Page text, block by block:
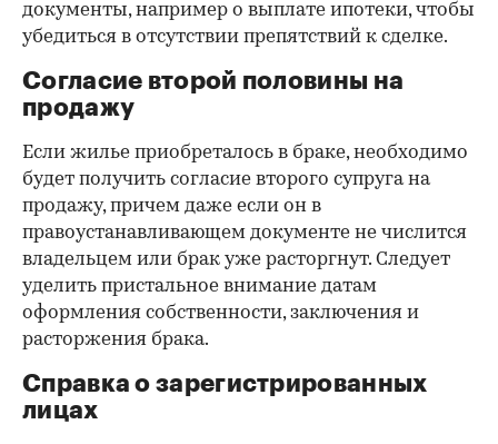
документы, например о выплате ипотеки, чтобы
убедиться в отсутствии препятствий к сделке.
Согласие второй половины на
продажу
Если жилье приобреталось в браке, необходимо
будет получить согласие второго супруга на
продажу, причем даже если он в
правоустанавливающем документе не числится
владельцем или брак уже расторгнут. Следует
уделить пристальное внимание датам
оформления собственности, заключения и
расторжения брака.
Справка о зарегистрированных
лицах